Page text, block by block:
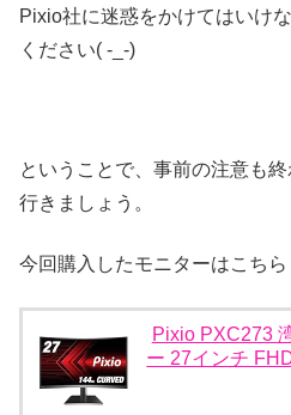
Pixio社に迷惑をかけてはいけ
ください( -_-)
ということで、事前の注意も
行きましょう。
今回購入したモニターはこちら
Pixio PXC273
ー 27インチ